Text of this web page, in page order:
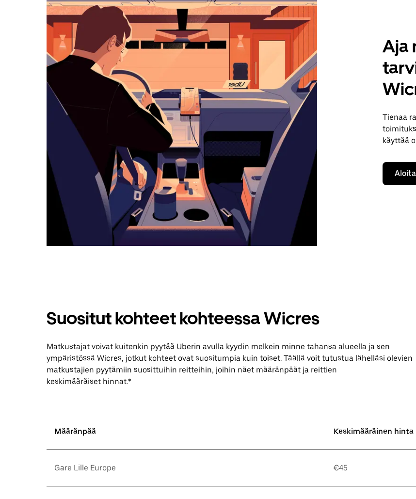
Aja
Tienaa
käyttää
Aloita
Suositut kohteet kohteessa Wicres
Matkustajat voivat kuitenkin pyytää Uberin avulla kyydin melkein minne tahansa alueella ja sen
ympäristössä Wicres, jotkut kohteet ovat suositumpia kuin toiset. Täällä voit tutustua lähelläsi olevien
matkustajien pyytämiin suosittuihin reitteihin, joihin näet määränpäät ja reittien
keskimääräiset hinnat.*
Määränpää Keskimääräinen hinta
Gare Lille Europe €45